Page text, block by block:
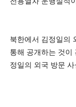
북한에서 김정일의
통해 공개하는 것이
정일의 외국 방문